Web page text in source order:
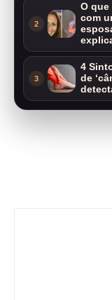
2
O que
com
3
4
de